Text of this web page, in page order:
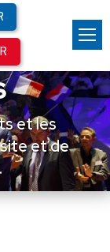
et les
et de